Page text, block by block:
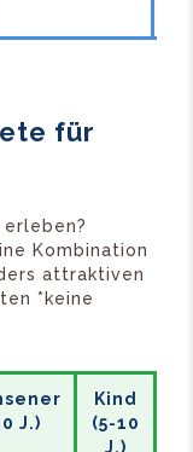
für
Kombination
attraktiven
*keine
J.)
Kind
(5-10
J.)